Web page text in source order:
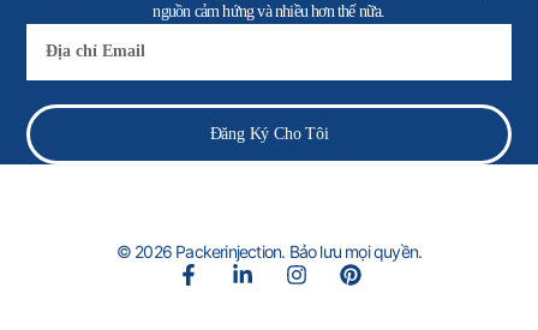
nguồn cảm hứng và nhiều hơn thế nữa.
mail
Đăng Ký Cho Tôi
© 2026 Packerinjection. Bảo lưu mọi quyền.
F
L
I
P